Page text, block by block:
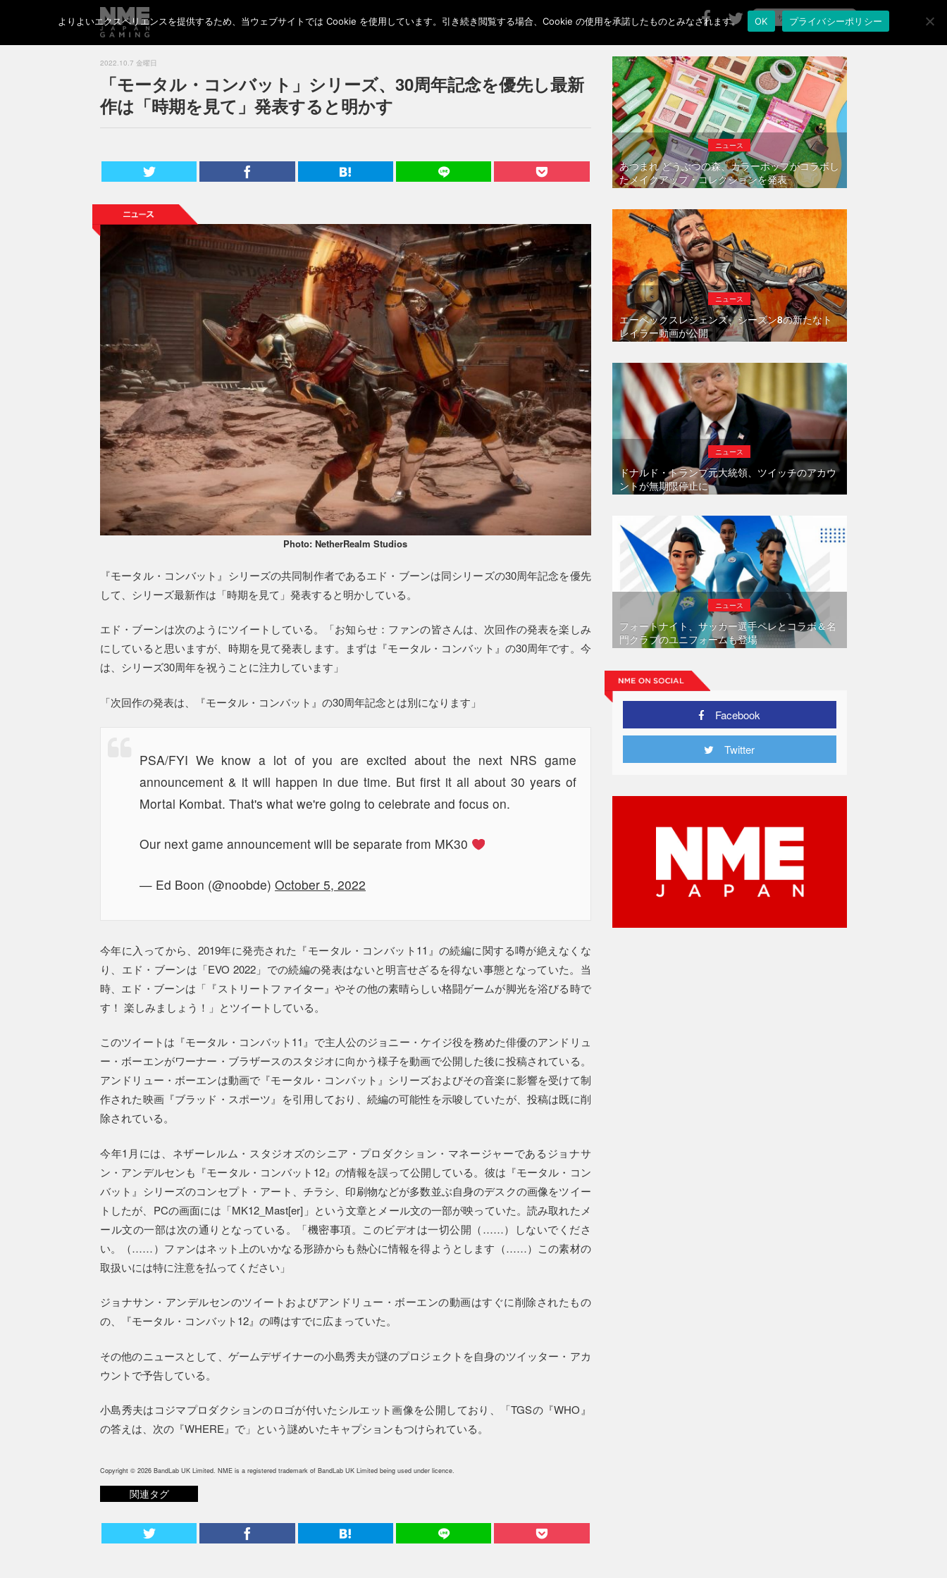
2022.10.7 金曜日
「モータル・コンバット」シリーズ、30周年記念を優先し最新
作は「時期を見て」発表すると明かす
Photo: NetherRealm Studios
『モータル・コンバット』シリーズの共同制作者であるエド・ブーンは同シリーズの30周年記念を優先
して、シリーズ最新作は「時期を見て」発表すると明かしている。
エド・ブーンは次のようにツイートしている。「お知らせ：ファンの皆さんは、次回作の発表を楽しみ
にしていると思いますが、時期を見て発表します。まずは『モータル・コンバット』の30周年です。今
は、シリーズ30周年を祝うことに注力しています」
「次回作の発表は、『モータル・コンバット』の30周年記念とは別になります」
PSA/FYI We know a lot of you are excited about the next NRS game
announcement & it will happen in due time. But first it all about 30 years of
Mortal Kombat. That's what we're going to celebrate and focus on.
Our next game announcement will be separate from MK30
— Ed Boon (@noobde) October 5, 2022
今年に入ってから、2019年に発売された『モータル・コンバット11』の続編に関する噂が絶えなくな
り、エド・ブーンは「EVO 2022」での続編の発表はないと明言せざるを得ない事態となっていた。当
時、エド・ブーンは「『ストリートファイター』やその他の素晴らしい格闘ゲームが脚光を浴びる時で
す！ 楽しみましょう！」とツイートしている。
このツイートは『モータル・コンバット11』で主人公のジョニー・ケイジ役を務めた俳優のアンドリュ
ー・ボーエンがワーナー・ブラザースのスタジオに向かう様子を動画で公開した後に投稿されている。
アンドリュー・ボーエンは動画で『モータル・コンバット』シリーズおよびその音楽に影響を受けて制
作された映画『ブラッド・スポーツ』を引用しており、続編の可能性を示唆していたが、投稿は既に削
除されている。
今年1月には、ネザーレルム・スタジオズのシニア・プロダクション・マネージャーであるジョナサ
ン・アンデルセンも『モータル・コンバット12』の情報を誤って公開している。彼は『モータル・コン
バット』シリーズのコンセプト・アート、チラシ、印刷物などが多数並ぶ自身のデスクの画像をツイー
トしたが、PCの画面には「MK12_Mast[er]」という文章とメール文の一部が映っていた。読み取れたメ
ール文の一部は次の通りとなっている。「機密事項。このビデオは一切公開（……）しないでくださ
い。（……）ファンはネット上のいかなる形跡からも熱心に情報を得ようとします（……）この素材の
取扱いには特に注意を払ってください」
ジョナサン・アンデルセンのツイートおよびアンドリュー・ボーエンの動画はすぐに削除されたもの
の、『モータル・コンバット12』の噂はすでに広まっていた。
その他のニュースとして、ゲームデザイナーの小島秀夫が謎のプロジェクトを自身のツイッター・アカ
ウントで予告している。
小島秀夫はコジマプロダクションのロゴが付いたシルエット画像を公開しており、「TGSの『WHO』
の答えは、次の『WHERE』で」という謎めいたキャプションもつけられている。
Copyright © 2026 BandLab UK Limited. NME is a registered trademark of BandLab UK Limited being used under licence.
関連タグ
ニュース
あつまれ どうぶつの森、カラーポップがコラボし
たメイクアップ・コレクションを発表
ニュース
エーペックスレジェンズ、シーズン8の新たなト
レイラー動画が公開
ニュース
ドナルド・トランプ元大統領、ツイッチのアカウ
ントが無期限停止に
ニュース
フォートナイト、サッカー選手ペレとコラボ＆名
門クラブのユニフォームも登場
Facebook
Twitter
よりよいエクスペリエンスを提供するため、当ウェブサイトでは Cookie を使用しています。引き続き閲覧する場合、Cookie の使用を承諾したものとみなされます。 OK プライバシーポリシー